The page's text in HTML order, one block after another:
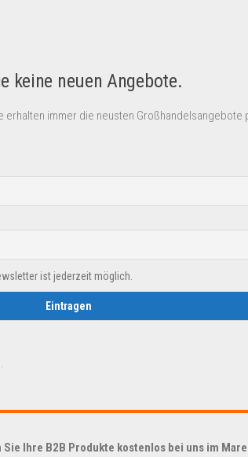
keine neuen Angebote.
immer die neusten Großhandelsangebote
ist jederzeit möglich.
Ihre B2B Produkte kostenlos bei uns im